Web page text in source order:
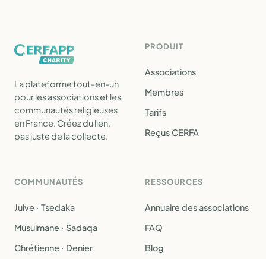
La plateforme tout-en-un
pour les associations et les
communautés religieuses
en France. Créez du lien,
pas juste de la collecte.
PRODUIT
Associations
Membres
Tarifs
Reçus CERFA
COMMUNAUTÉS
Juive · Tsedaka
Musulmane · Sadaqa
Chrétienne · Denier
RESSOURCES
Annuaire des associations
FAQ
Blog